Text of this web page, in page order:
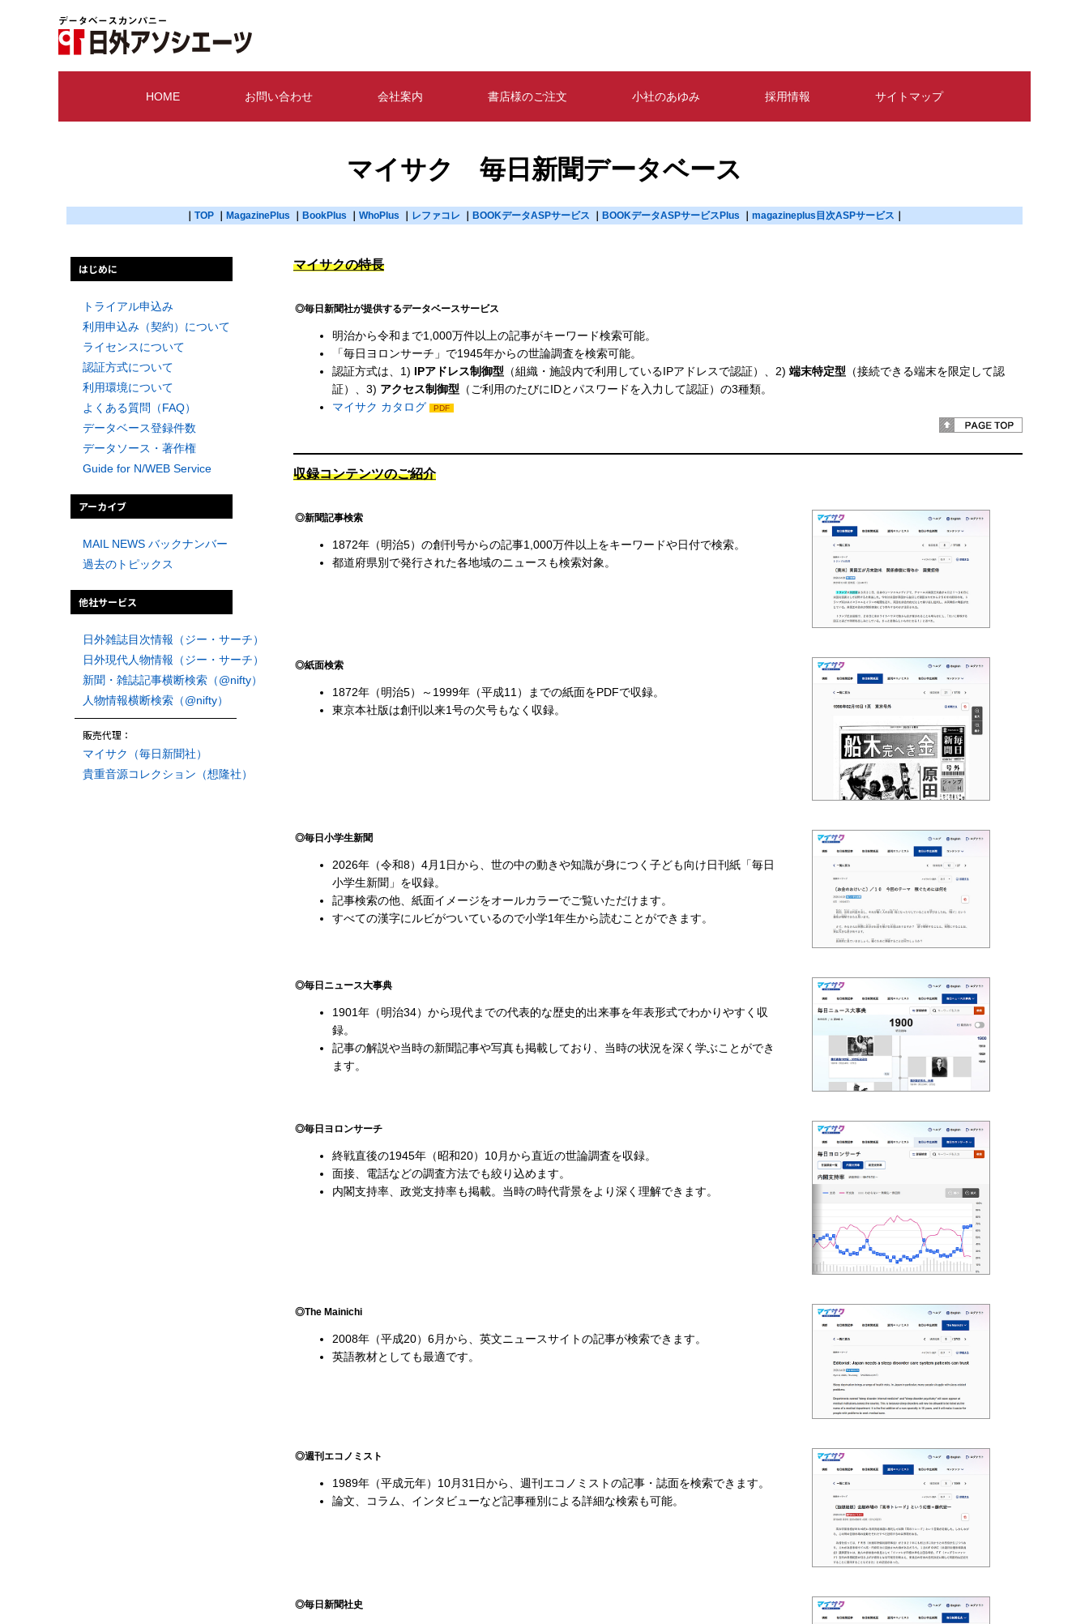
HOME お問い合わせ 会社案内 書店様のご注文 小社のあゆみ 採用情報 サイトマップ
マイサク 毎日新聞データベース
TOP MagazinePlus BookPlus WhoPlus レファコレ BOOKデータASPサービス BOOKデータASPサービスPlus magazineplus目次ASPサービス
マイサクの特長
◎毎日新聞社が提供するデータベースサービス
明治から令和まで1,000万件以上の記事がキーワード検索可能。
「毎日ヨロンサーチ」で1945年からの世論調査を検索可能。
認証方式は、1) IPアドレス制御型 （組織・施設内で利用しているIPアドレスで認証）、2) 端末特定型 （接続できる端末を限定して認
証）、3) アクセス制御型 （ご利用のたびにIDとパスワードを入力して認証）の3種類。
マイサク カタログ
PDF
収録コンテンツのご紹介
◎新聞記事検索
1872年（明治5）の創刊号からの記事1,000万件以上をキーワードや日付で検索。
都道府県別で発行された各地域のニュースも検索対象。
◎紙面検索
1872年（明治5）～1999年（平成11）までの紙面をPDFで収録。
東京本社版は創刊以来1号の欠号もなく収録。
◎毎日小学生新聞
2026年（令和8）4月1日から、世の中の動きや知識が身につく子ども向け日刊紙「毎日
小学生新聞」を収録。
記事検索の他、紙面イメージをオールカラーでご覧いただけます。
すべての漢字にルビがついているので小学1年生から読むことができます。
◎毎日ニュース大事典
1901年（明治34）から現代までの代表的な歴史的出来事を年表形式でわかりやすく収
録。
記事の解説や当時の新聞記事や写真も掲載しており、当時の状況を深く学ぶことができ
ます。
◎毎日ヨロンサーチ
終戦直後の1945年（昭和20）10月から直近の世論調査を収録。
面接、電話などの調査方法でも絞り込めます。
内閣支持率、政党支持率も掲載。当時の時代背景をより深く理解できます。
◎The Mainichi
2008年（平成20）6月から、英文ニュースサイトの記事が検索できます。
英語教材としても最適です。
◎週刊エコノミスト
1989年（平成元年）10月31日から、週刊エコノミストの記事・誌面を検索できます。
論文、コラム、インタビューなど記事種別による詳細な検索も可能。
◎毎日新聞社史
はじめに
トライアル申込み
利用申込み（契約）について
ライセンスについて
認証方式について
利用環境について
よくある質問（FAQ）
データベース登録件数
データソース・著作権
Guide for N/WEB Service
アーカイブ
MAIL NEWS バックナンバー
過去のトピックス
他社サービス
日外雑誌目次情報（ジー・サーチ）
日外現代人物情報（ジー・サーチ）
新聞・雑誌記事横断検索（@nifty）
人物情報横断検索（@nifty）
販売代理：
マイサク（毎日新聞社）
貴重音源コレクション（想隆社）